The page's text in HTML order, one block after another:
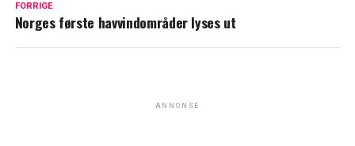
FORRIGE
Norges første havvindområder lyses ut
ANNONSE